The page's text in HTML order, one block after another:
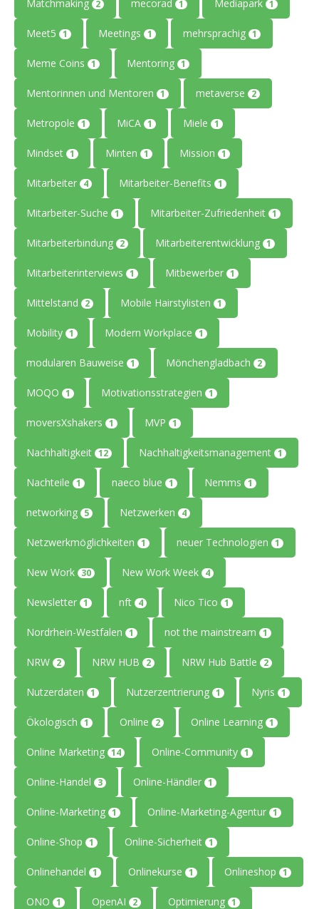
Matchmaking 2 mecorad 1 Mediapark 1
Meet5 1 Meetings 1 mehrsprachig 1
Meme Coins 1 Mentoring 1
Mentorinnen und Mentoren 1 metaverse 2
Metropole 1 MiCA 1 Miele 1
Mindset 1 Minten 1 Mission 1
Mitarbeiter 4 Mitarbeiter-Benefits 1
Mitarbeiter-Suche 1 Mitarbeiter-Zufriedenheit 1
Mitarbeiterbindung 2 Mitarbeiterentwicklung 1
Mitarbeiterinterviews 1 Mitbewerber 1
Mittelstand 2 Mobile Hairstylisten 1
Mobility 1 Modern Workplace 1
modularen Bauweise 1 Mönchengladbach 2
MOQO 1 Motivationsstrategien 1
moversXshakers 1 MVP 1
Nachhaltigkeit 12 Nachhaltigkeitsmanagement 1
Nachteile 1 naeco blue 1 Nemms 1
networking 5 Netzwerken 4
Netzwerkmöglichkeiten 1 neuer Technologien 1
New Work 30 New Work Week 4
Newsletter 1 nft 4 Nico Tico 1
Nordrhein-Westfalen 1 not the mainstream 1
NRW 2 NRW HUB 2 NRW Hub Battle 2
Nutzerdaten 1 Nutzerzentrierung 1 Nyris 1
Ökologisch 1 Online 2 Online Learning 1
Online Marketing 14 Online-Community 1
Online-Handel 3 Online-Händler 1
Online-Marketing 1 Online-Marketing-Agentur 1
Online-Shop 1 Online-Sicherheit 1
Onlinehandel 1 Onlinekurse 1 Onlineshop 1
ONO 1 OpenAI 2 Optimierung 1